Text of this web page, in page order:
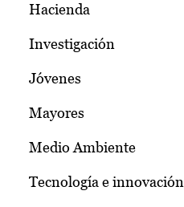
Hacienda
Investigación
Jóvenes
Mayores
Medio Ambiente
Tecnología e innovación